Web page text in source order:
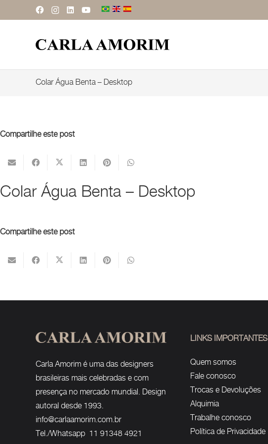
Colar Água Benta – Desktop
Compartilhe este post
Colar Água Benta – Desktop
Compartilhe este post
Carla Amorim é uma das designers
brasileiras mais celebradas e com
presença no mercado mundial. Design
autoral desde 1993.
info@carlaamorim.com.br
Tel./Whatsapp 11 91348 4921
LINKS IMPORTANTES
Quem somos
Fale conosco
Trocas e Devoluções
Alquimia
Trabalhe conosco
Política de Privacidade